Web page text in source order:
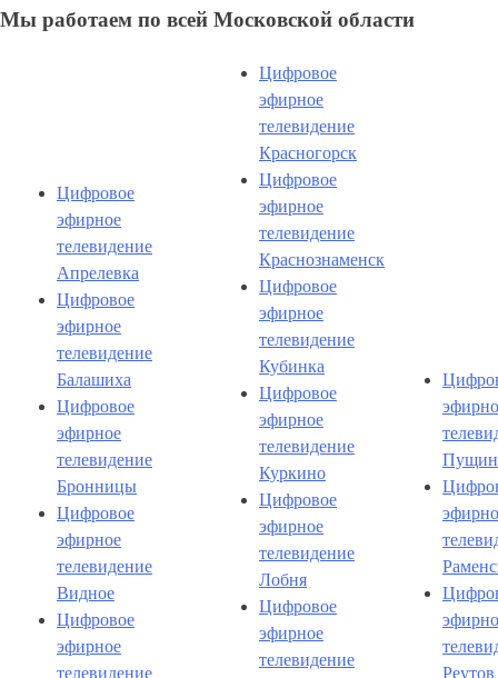
Мы работаем по всей Московской области
Цифровое
эфирное
телевидение
Апрелевка
Цифровое
эфирное
телевидение
Балашиха
Цифровое
эфирное
телевидение
Бронницы
Цифровое
эфирное
телевидение
Видное
Цифровое
эфирное
телевидение
Цифровое
эфирное
телевидение
Красногорск
Цифровое
эфирное
телевидение
Краснознаменск
Цифровое
эфирное
телевидение
Кубинка
Цифровое
эфирное
телевидение
Куркино
Цифровое
эфирное
телевидение
Лобня
Цифровое
эфирное
телевидение
Реутов